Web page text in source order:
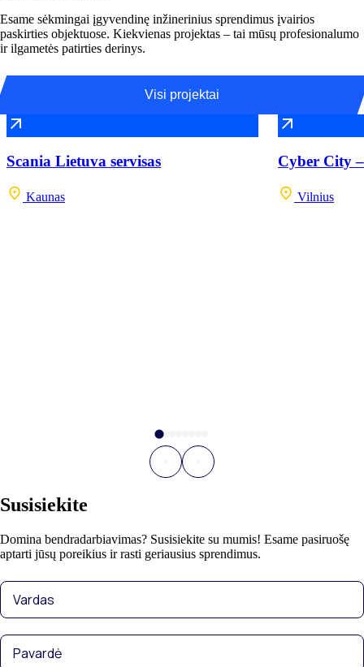
Esame sėkmingai įgyvendinę inžinerinius sprendimus įvairios
paskirties objektuose. Kiekvienas projektas – tai mūsų profesionalumo
ir ilgametės patirties derinys.
Visi projektai
Scania Lietuva servisas
Kaunas
Cyber City
Vilnius
Susisiekite
Domina bendradarbiavimas? Susisiekite su mumis! Esame pasiruošę
aptarti jūsų poreikius ir rasti geriausius sprendimus.